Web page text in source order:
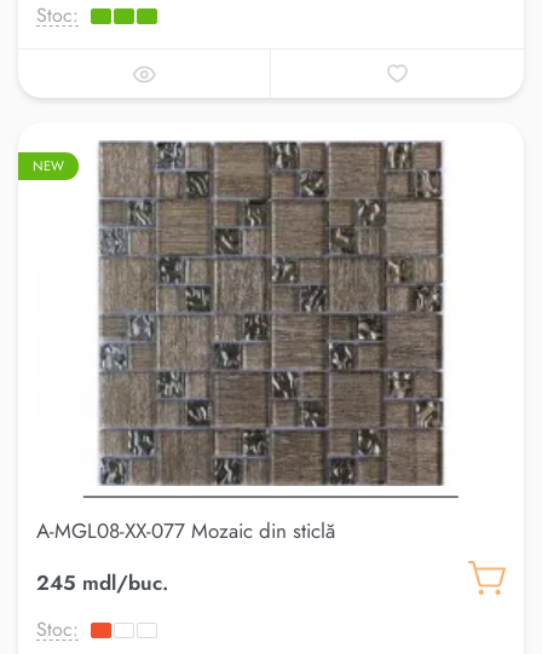
Stoc:
NEW
A-MGL08-XX-077 Mozaic din sticlă
245 mdl/buc.
Stoc: